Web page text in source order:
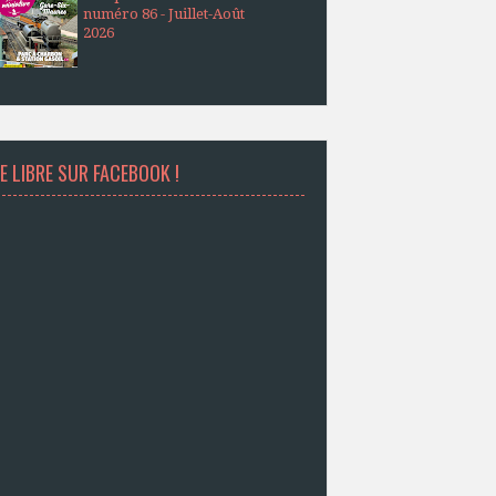
numéro 86 - Juillet-Août
2026
LIBRE SUR FACEBOOK !